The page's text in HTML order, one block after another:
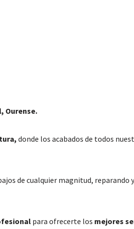
Ourense.
donde los acabados de todos
de cualquier magnitud, reparando
para ofrecerte los mejores